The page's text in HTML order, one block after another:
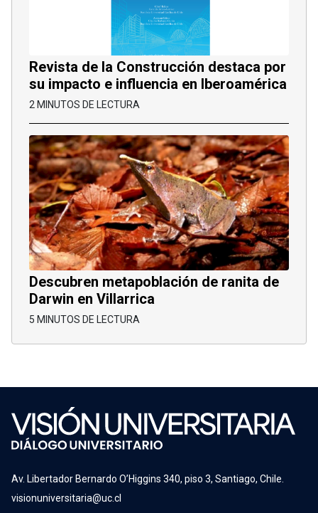
Revista de la Construcción destaca por
su impacto e influencia en Iberoamérica
2 MINUTOS DE LECTURA
Descubren metapoblación de ranita de
Darwin en Villarrica
5 MINUTOS DE LECTURA
Av. Libertador Bernardo O’Higgins 340, piso 3, Santiago, Chile.
visionuniversitaria@uc.cl